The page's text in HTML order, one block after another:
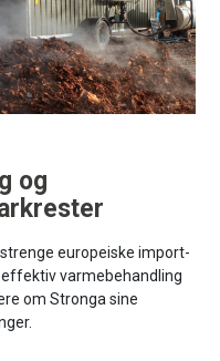
og
europeiske import-
varmebehandling
om Stronga sine